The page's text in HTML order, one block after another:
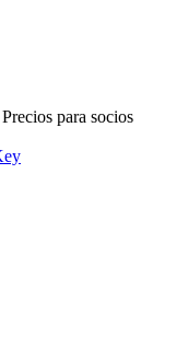
para socios